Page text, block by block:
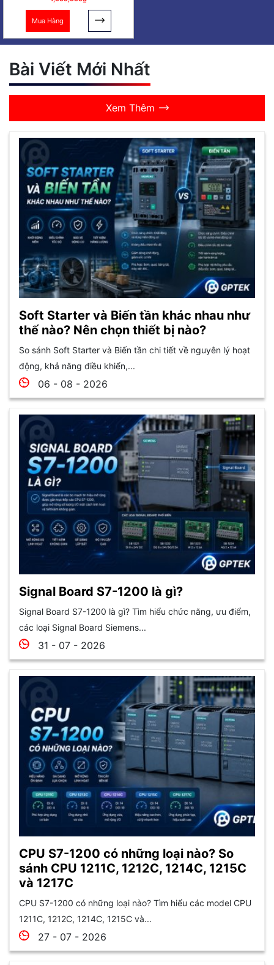
Mua Hàng
Bài Viết Mới Nhất
Xem Thêm
Soft Starter và Biến tần khác nhau như
thế nào? Nên chọn thiết bị nào?
So sánh Soft Starter và Biến tần chi tiết về nguyên lý hoạt
động, khả năng điều khiển,...
06 - 08 - 2026
Signal Board S7-1200 là gì?
Signal Board S7-1200 là gì? Tìm hiểu chức năng, ưu điểm,
các loại Signal Board Siemens...
31 - 07 - 2026
CPU S7-1200 có những loại nào? So
sánh CPU 1211C, 1212C, 1214C, 1215C
và 1217C
CPU S7-1200 có những loại nào? Tìm hiểu các model CPU
1211C, 1212C, 1214C, 1215C và...
27 - 07 - 2026